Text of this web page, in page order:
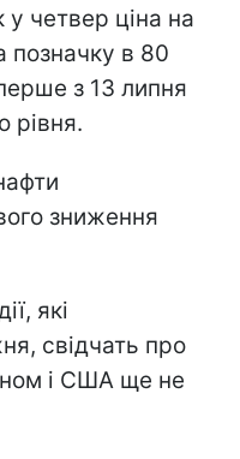
у четвер ціна на
позначку в 80
з 13 липня
рівня.
зниження
які
свідчать про
і США ще не